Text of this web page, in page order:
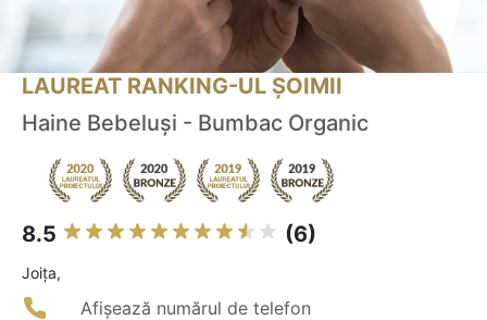
LAUREAT RANKING-UL ȘOIMII
Haine Bebeluși - Bumbac Organic
8.5 (6)
Joiţa,
Afișează numărul de telefon